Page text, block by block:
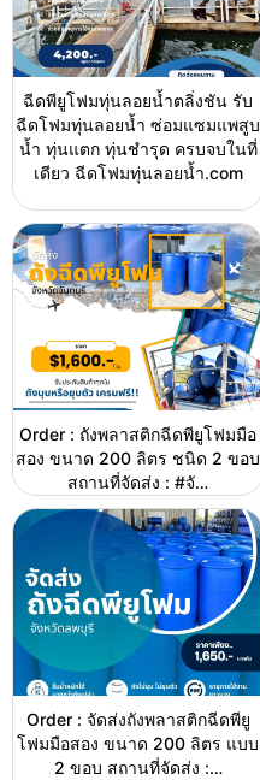
ฉีดพียูโฟมทุ่นลอยน้ำตลิ่งชัน รับ
ฉีดโฟมทุ่นลอยน้ำ ซ่อมแซมแพสูบ
น้ำ ทุ่นแตก ทุ่นชำรุด ครบจบในที่
เดียว ฉีดโฟมทุ่นลอยน้ำ.com
Order : ถังพลาสติกฉีดพียูโฟมมือ
สอง ขนาด 200 ลิตร ชนิด 2 ขอบ
สถานที่จัดส่ง : #จั…
Order : จัดส่งถังพลาสติกฉีดพียู
โฟมมือสอง ขนาด 200 ลิตร แบบ
2 ขอบ สถานที่จัดส่ง :…